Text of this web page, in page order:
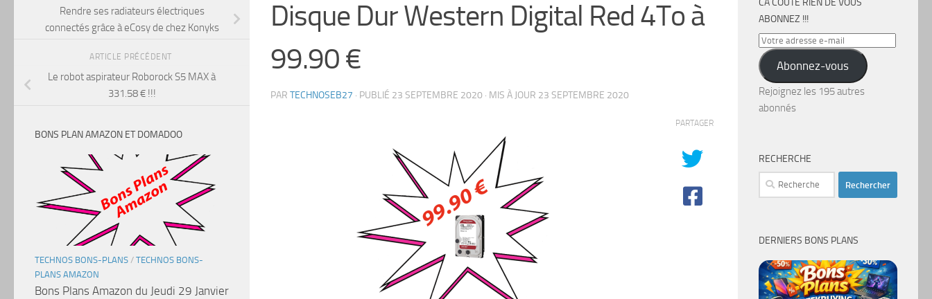
Disque Dur Western Digital Red 4To à
99.90 €
PAR TECHNOSEB27 · PUBLIÉ 23 SEPTEMBRE 2020 · MIS À JOUR 23 SEPTEMBRE 2020
PARTAGER
Rendre ses radiateurs électriques
connectés grâce à eCosy de chez Konyks
ARTICLE PRÉCÉDENT
Le robot aspirateur Roborock S5 MAX à
331.58 € !!!
BONS PLAN AMAZON ET DOMADOO
TECHNOS BONS-PLANS / TECHNOS BONS-
PLANS AMAZON
Bons Plans Amazon du Jeudi 29 Janvier
CA COÛTE RIEN DE VOUS
ABONNEZ !!!
Votre
adresse
e-
mail
Abonnez-vous
Rejoignez les 195 autres
abonnés
RECHERCHE
Rechercher :
DERNIERS BONS PLANS